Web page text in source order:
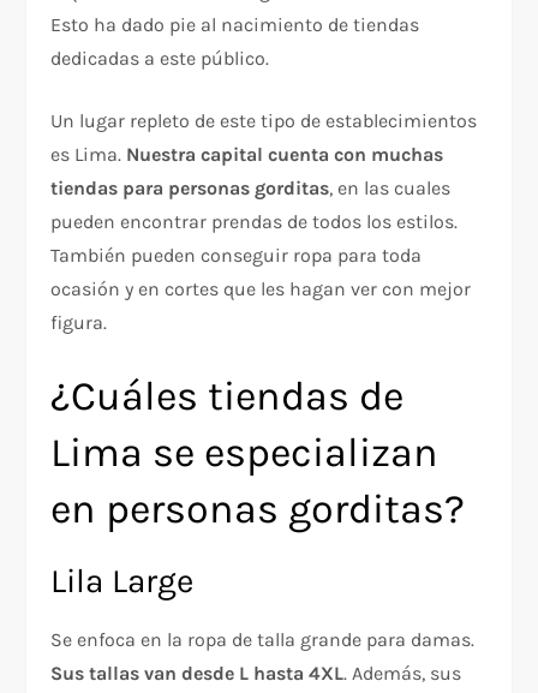
Esto ha dado pie al nacimiento de tiendas
dedicadas a este público.
Un lugar repleto de este tipo de establecimientos
es Lima. Nuestra capital cuenta con muchas
tiendas para personas gorditas, en las cuales
pueden encontrar prendas de todos los estilos.
También pueden conseguir ropa para toda
ocasión y en cortes que les hagan ver con mejor
figura.
¿Cuáles tiendas de
Lima se especializan
en personas gorditas?
Lila Large
Se enfoca en la ropa de talla grande para damas.
Sus tallas van desde L hasta 4XL. Además, sus